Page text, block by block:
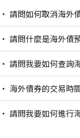
請問如何取消海外
請問什麼是海外債
請問我要如何查詢
海外債券的交易時
請問我要如何進行